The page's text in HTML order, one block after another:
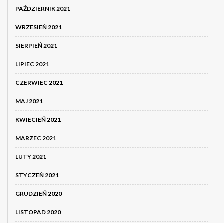
PAŹDZIERNIK 2021
WRZESIEŃ 2021
SIERPIEŃ 2021
LIPIEC 2021
CZERWIEC 2021
MAJ 2021
KWIECIEŃ 2021
MARZEC 2021
LUTY 2021
STYCZEŃ 2021
GRUDZIEŃ 2020
LISTOPAD 2020